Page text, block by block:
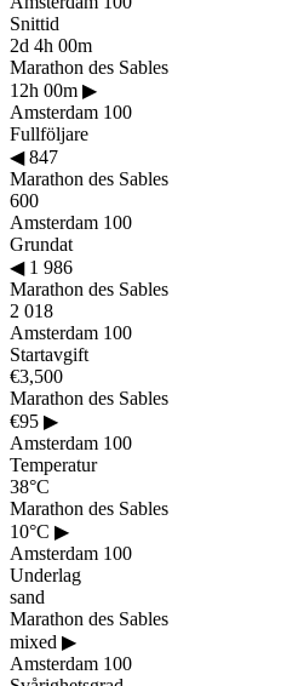
Snittid
2d 4h 00m
Marathon des Sables
12h 00m ▶
Amsterdam 100
Fullföljare
◀847
Marathon des Sables
600
Amsterdam 100
Grundat
◀1 986
Marathon des Sables
2 018
Amsterdam 100
Startavgift
€3,500
Marathon des Sables
€95 ▶
Amsterdam 100
Temperatur
38°C
Marathon des Sables
10°C ▶
Amsterdam 100
Underlag
sand
Marathon des Sables
mixed ▶
Amsterdam 100